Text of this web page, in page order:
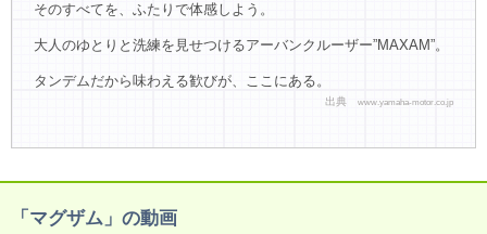
そのすべてを、ふたりで体感しよう。
大人のゆとりと洗練を見せつけるアーバンクルーザー”MAXAM”。
タンデムだから味わえる歓びが、ここにある。
出典 www.yamaha-motor.co.jp
「マグザム」の動画